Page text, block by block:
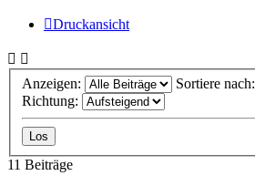
Druckansicht
Anzeigen:
Sortiere nach:
Richtung:
11 Beiträge